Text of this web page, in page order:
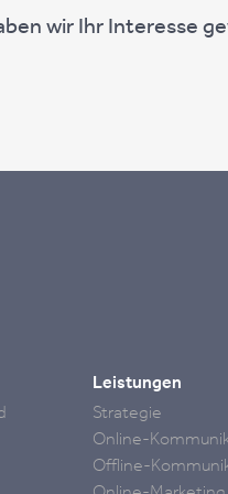
wir Ihr In­ter­es­se
Leistungen
Strategie
Online-
Offline-